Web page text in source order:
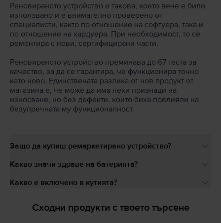
Реновираното устройство е такова, което вече е било
използвано и е внимателно проверено от
специалисти, както по отношение на софтуера, така и
по отношение на хардуера. При необходимост, то се
ремонтира с нови, сертифицирани части.
Реновираното устройство преминава до 67 теста за
качество, за да се гарантира, че функционира точно
като ново. Единствената разлика от нов продукт от
магазина е, че може да има леки признаци на
износване, но без дефекти, които биха повлияли на
безупречната му функционалност.
Защо да купиш ремаркетирано устройство?
Какво значи здраве на батерията?
Какво е включено в кутията?
Сходни продукти с твоето търсене